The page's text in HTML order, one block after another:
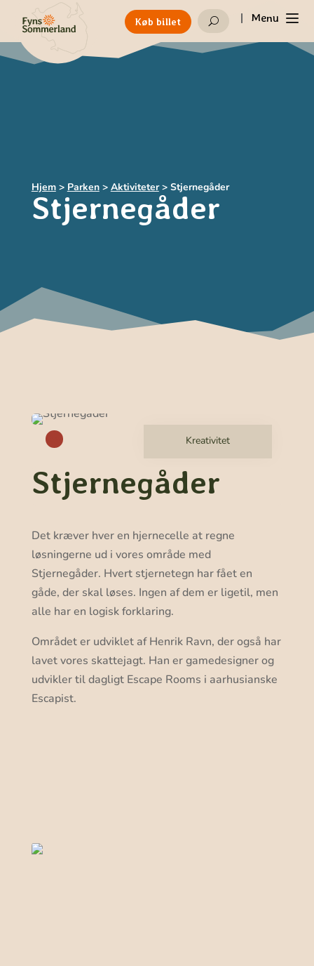
Køb billet U | Menu
Hjem> Parken> Aktiviteter> Stjernegåder
Stjernegåder
Kreativitet
Rø
Stjernegåder
Det kræver hver en hjernecelle at regne
løsningerne ud i vores område med
Stjernegåder. Hvert stjernetegn har fået en
gåde, der skal løses. Ingen af dem er ligetil, men
alle har en logisk forklaring.
Området er udviklet af Henrik Ravn, der også har
lavet vores skattejagt. Han er gamedesigner og
udvikler til dagligt Escape Rooms i aarhusianske
Escapist.